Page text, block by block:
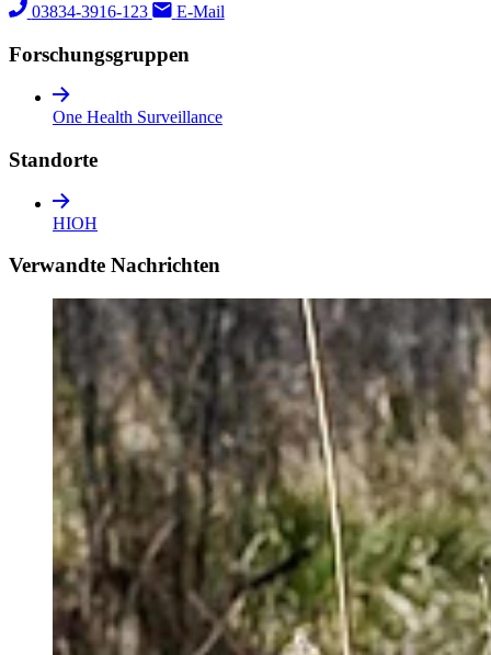
03834-3916-123
E-Mail
Forschungs­gruppen
One Health Surveillance
Standorte
HIOH
Verwandte Nachrichten